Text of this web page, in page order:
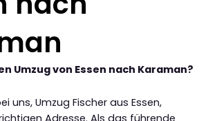
Umzug von Essen nach Karaman?
uns, Umzug Fischer aus Essen,